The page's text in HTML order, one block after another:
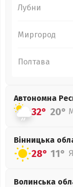
Лубни
Миргород
Полтава
Автономна
32° 20°
Вінницька
28° 11°
Волинська